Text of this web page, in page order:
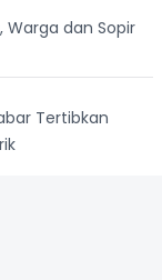
Warga dan Sopir
Tertibkan